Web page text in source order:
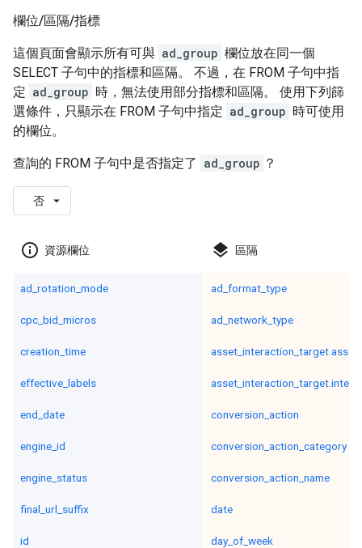
欄位/區隔/指標
這個頁面會顯示所有可與 ad_group 欄位放在同一個
SELECT 子句中的指標和區隔。 不過，在 FROM 子句中指
定 ad_group 時，無法使用部分指標和區隔。 使用下列篩
選條件，只顯示在 FROM 子句中指定 ad_group 時可使用
的欄位。
查詢的 FROM 子句中是否指定了 ad_group ？
否
info_outline 資源欄位
ad_rotation_mode
cpc_bid_micros
creation_time
effective_labels
end_date
engine_id
engine_status
final_url_suffix
id
layers 區隔
ad_format_type
ad_network_type
asset_interaction_target.asset
conversion_action
conversion_action_category
conversion_action_name
date
day_of_week